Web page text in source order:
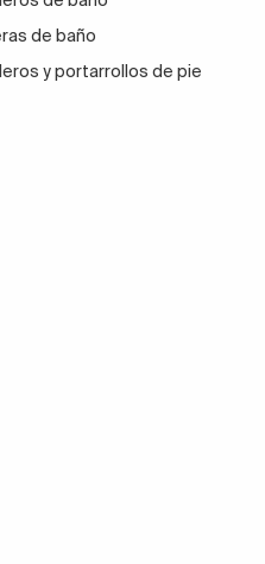
de baño
y portarrollos de pie